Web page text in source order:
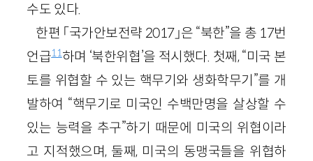
수도 있다.
한편 「국가안보전략 2017」은 “북한”을 총 17번
언급11하며 ‘북한위협’을 적시했다. 첫째, “미국 본
토를 위협할 수 있는 핵무기와 생화학무기”를 개
발하여 “핵무기로 미국인 수백만명을 살상할 수
있는 능력을 추구”하기 때문에 미국의 위협이라
고 지적했으며, 둘째, 미국의 동맹국들을 위협하